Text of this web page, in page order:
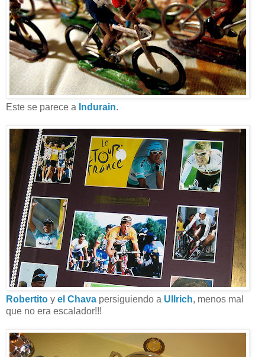
Este se parece a Indurain.
Robertito y el Chava persiguiendo a Ullrich, menos mal
que no era escalador!!!